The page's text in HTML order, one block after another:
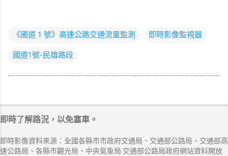
《國道 1 號》高速公路交通流量監測 即時影像監視器
國道1號-民雄路段
即時了解路況，以免塞車。
即時影像資料來源：全國各縣市市政府交通局、交通部公路局、交通部高
速公路局、各縣市觀光局、中央氣象局 交通部公路局政府網站資料開放